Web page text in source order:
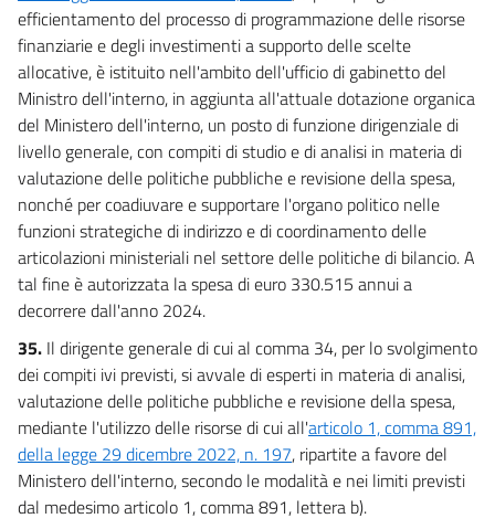
efficientamento del processo di programmazione delle risorse
finanziarie e degli investimenti a supporto delle scelte
allocative, è istituito nell'ambito dell'ufficio di gabinetto del
Ministro dell'interno, in aggiunta all'attuale dotazione organica
del Ministero dell'interno, un posto di funzione dirigenziale di
livello generale, con compiti di studio e di analisi in materia di
valutazione delle politiche pubbliche e revisione della spesa,
nonché per coadiuvare e supportare l'organo politico nelle
funzioni strategiche di indirizzo e di coordinamento delle
articolazioni ministeriali nel settore delle politiche di bilancio. A
tal fine è autorizzata la spesa di euro 330.515 annui a
decorrere dall'anno 2024.
35. Il dirigente generale di cui al comma 34, per lo svolgimento
dei compiti ivi previsti, si avvale di esperti in materia di analisi,
valutazione delle politiche pubbliche e revisione della spesa,
mediante l'utilizzo delle risorse di cui all'articolo 1, comma 891,
della legge 29 dicembre 2022, n. 197, ripartite a favore del
Ministero dell'interno, secondo le modalità e nei limiti previsti
dal medesimo articolo 1, comma 891, lettera b).